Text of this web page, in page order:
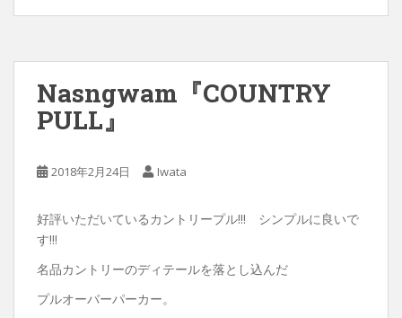
Nasngwam『COUNTRY
PULL』
2018年2月24日 Iwata
好評いただいているカントリープル!!! シンプルに良いで
す!!!
名品カントリーのディテールを落とし込んだ
プルオーバーパーカー。